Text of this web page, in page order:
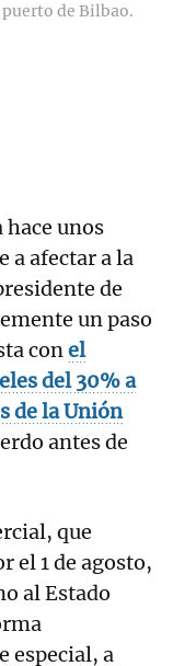
de Bilbao.
unos
a afectar a la
de
un paso
conel
del 30% a
de la Unión
antes de
que
el 1 de agosto,
al Estado
especial, a